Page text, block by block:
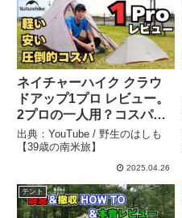
ネイチャーハイク クラウ
ドアップ1プロ レビュー。
2プロの一人用？コスパ最
強の軽量自立式テント – 野
生のはしも【39歳の南米
出典：YouTube / 野生のはしも
【39歳の南米旅】
2025.04.26
テント